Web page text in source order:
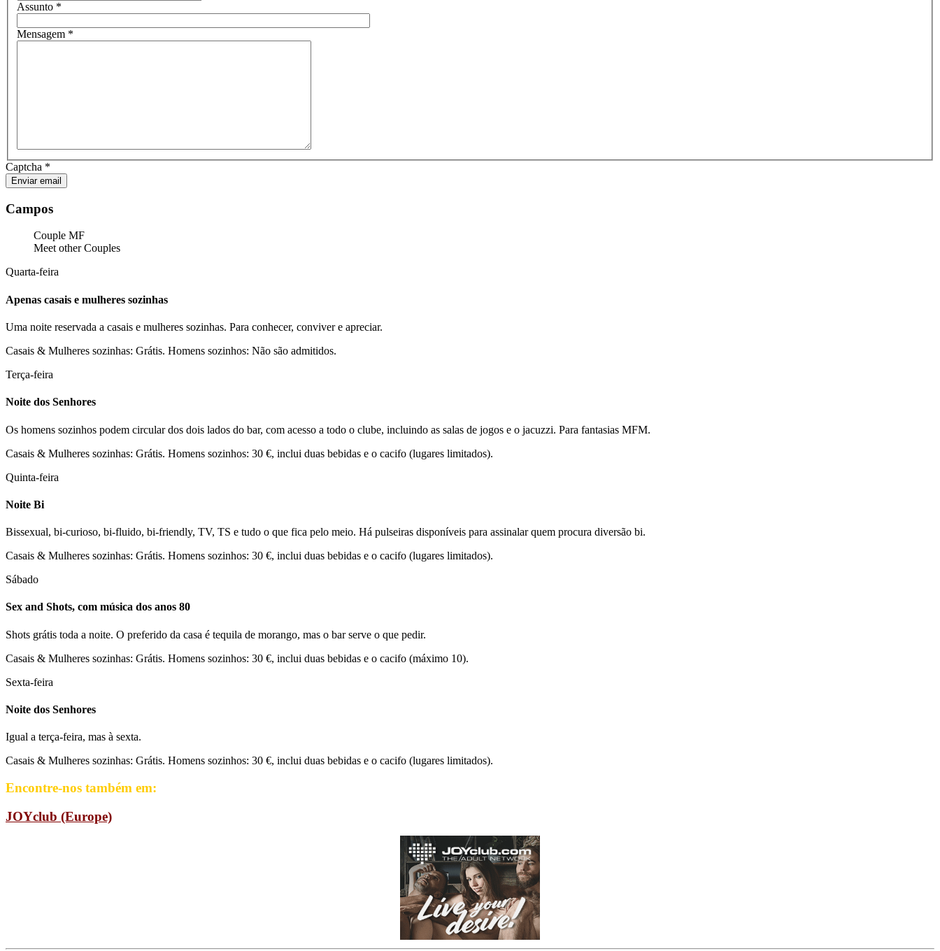
Assunto *
Mensagem *
Captcha *
Enviar email
Campos
Couple MF
Meet other Couples
Quarta-feira
Apenas casais e mulheres sozinhas
Uma noite reservada a casais e mulheres sozinhas. Para conhecer, conviver e apreciar.
Casais & Mulheres sozinhas: Grátis. Homens sozinhos: Não são admitidos.
Terça-feira
Noite dos Senhores
Os homens sozinhos podem circular dos dois lados do bar, com acesso a todo o clube, incluindo as salas de jogos e o jacuzzi. Para fantasias MFM.
Casais & Mulheres sozinhas: Grátis. Homens sozinhos: 30 €, inclui duas bebidas e o cacifo (lugares limitados).
Quinta-feira
Noite Bi
Bissexual, bi-curioso, bi-fluido, bi-friendly, TV, TS e tudo o que fica pelo meio. Há pulseiras disponíveis para assinalar quem procura diversão bi.
Casais & Mulheres sozinhas: Grátis. Homens sozinhos: 30 €, inclui duas bebidas e o cacifo (lugares limitados).
Sábado
Sex and Shots, com música dos anos 80
Shots grátis toda a noite. O preferido da casa é tequila de morango, mas o bar serve o que pedir.
Casais & Mulheres sozinhas: Grátis. Homens sozinhos: 30 €, inclui duas bebidas e o cacifo (máximo 10).
Sexta-feira
Noite dos Senhores
Igual a terça-feira, mas à sexta.
Casais & Mulheres sozinhas: Grátis. Homens sozinhos: 30 €, inclui duas bebidas e o cacifo (lugares limitados).
Encontre-nos também em:
JOYclub (Europe)